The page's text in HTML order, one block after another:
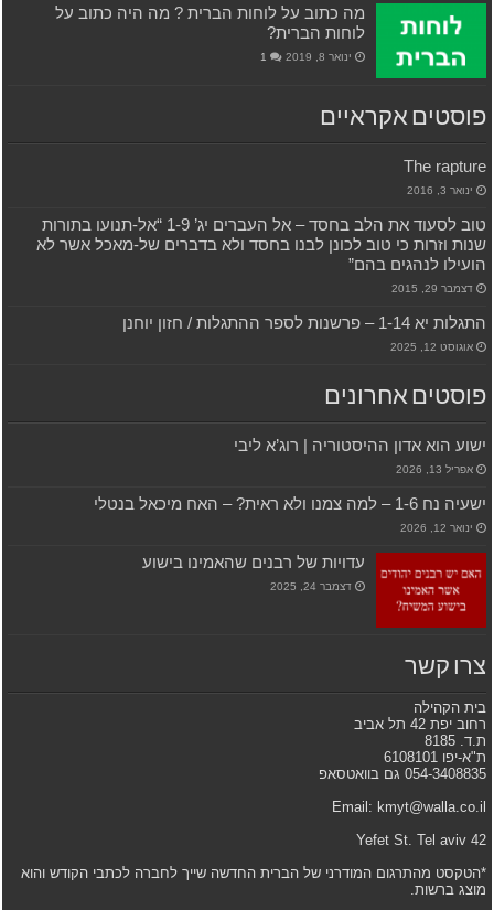
מה כתוב על לוחות הברית ? מה היה כתוב על
לוחות הברית?
ינואר 8, 2019 1
פוסטים אקראיים
The rapture
ינואר 3, 2016
טוב לסעוד את הלב בחסד – אל העברים יג’ 1-9 “אל-תנועו בתורות
שנות וזרות כי טוב לכונן לבנו בחסד ולא בדברים של-מאכל אשר לא
הועילו לנהגים בהם”
דצמבר 29, 2015
התגלות יא 1-14 – פרשנות לספר ההתגלות / חזון יוחנן
אוגוסט 12, 2025
פוסטים אחרונים
ישוע הוא אדון ההיסטוריה | רוג’א ליבי
אפריל 13, 2026
ישעיה נח 1-6 – למה צמנו ולא ראית? – האח מיכאל בנטלי
ינואר 12, 2026
עדויות של רבנים שהאמינו בישוע
דצמבר 24, 2025
צרו קשר
בית הקהילה
רחוב יפת 42 תל אביב
ת.ד. 8185
ת"א-יפו 6108101
054-3408835 גם בוואטסאפ
Email: kmyt@walla.co.il
42 Yefet St. Tel aviv
*הטקסט מהתרגום המודרני של הברית החדשה שייך לחברה לכתבי הקודש והוא
מוצג ברשות.